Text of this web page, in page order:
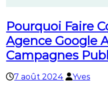
Pourquoi Faire
Agence Google
Campagnes
7 août 2024
Yves